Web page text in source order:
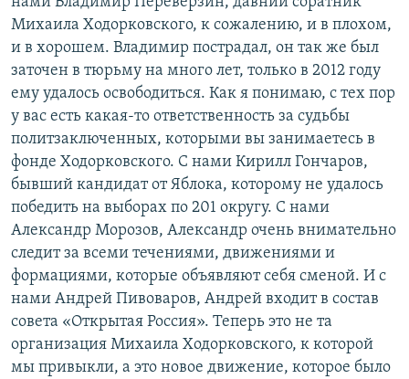
Михаила Ходорковского, к сожалению, и в плохом,
и в хорошем. Владимир пострадал, он так же был
заточен в тюрьму на много лет, только в 2012 году
ему удалось освободиться. Как я понимаю, с тех пор
у вас есть какая-то ответственность за судьбы
политзаключенных, которыми вы занимаетесь в
фонде Ходорковского. С нами Кирилл Гончаров,
бывший кандидат от Яблока, которому не удалось
победить на выборах по 201 округу. С нами
Александр Морозов, Александр очень внимательно
следит за всеми течениями, движениями и
формациями, которые объявляют себя сменой. И с
нами Андрей Пивоваров, Андрей входит в состав
совета «Открытая Россия». Теперь это не та
организация Михаила Ходорковского, к которой
мы привыкли, а это новое движение, которое было